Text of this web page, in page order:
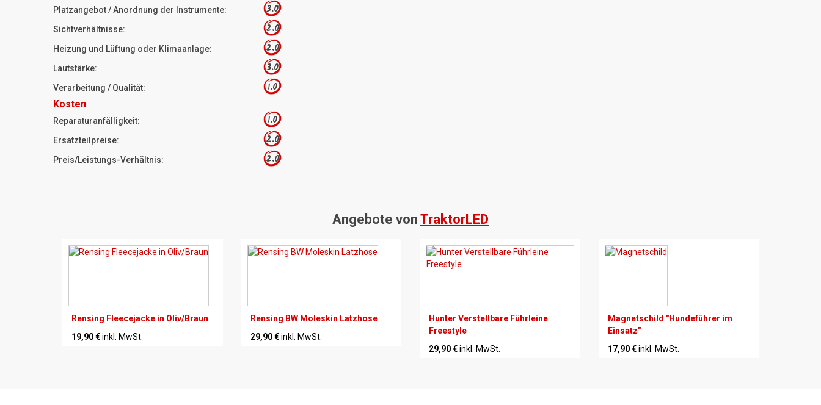
Platzangebot / Anordnung der Instrumente: 3.0
Sichtverhältnisse: 2.0
Heizung und Lüftung oder Klimaanlage: 2.0
Lautstärke: 3.0
Verarbeitung / Qualität: 1.0
Kosten
Reparaturanfälligkeit: 1.0
Ersatzteilpreise: 2.0
Preis/Leistungs-Verhältnis: 2.0
Angebote von TraktorLED
Rensing Fleecejacke in Oliv/Braun
19,90 €inkl. MwSt.
Rensing BW Moleskin Latzhose
29,90 € inkl. MwSt.
Hunter Verstellbare Führleine
Freestyle
29,90 €inkl. MwSt.
Magnetschild "Hundeführer im
Einsatz"
17,90 € inkl. MwSt.